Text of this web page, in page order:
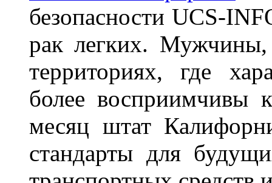
безопасности UCS-
рак легких.
территориях, где
более восприимчивы
месяц штат
стандарты для